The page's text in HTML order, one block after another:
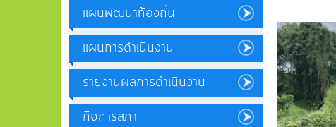
แผนพัฒนาท้องถิ่น
แผนการดำเนินงาน
รายงานผลการดำเนินงาน
กิจการสภา